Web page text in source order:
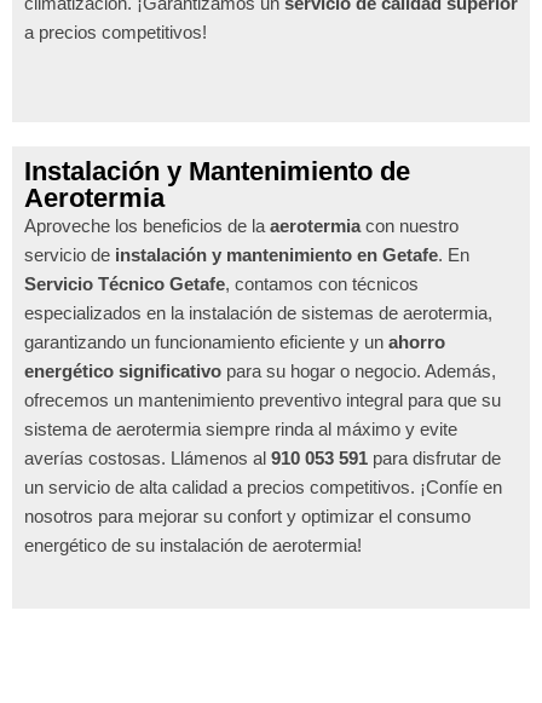
a precios competitivos!
Instalación y Mantenimiento de
Aerotermia
Aproveche los beneficios de la aerotermiacon nuestro
servicio de instalación y mantenimiento en Getafe. En
Servicio Técnico Getafe, contamos con técnicos
especializados en la instalación de sistemas de aerotermia,
garantizando un funcionamiento eficiente y un ahorro
energético significativo para su hogar o negocio. Además,
ofrecemos un mantenimiento preventivo integral para que su
sistema de aerotermia siempre rinda al máximo y evite
averías costosas. Llámenos al 910 053 591 para disfrutar de
un servicio de alta calidad a precios competitivos. ¡Confíe en
nosotros para mejorar su confort y optimizar el consumo
energético de su instalación de aerotermia!